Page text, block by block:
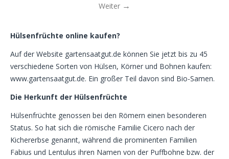
Weiter
Hülsenfrüchte online kaufen?
Auf der Website gartensaatgut.de können Sie jetzt bis zu 45
verschiedene Sorten von Hülsen, Körner und Bohnen kaufen:
www.gartensaatgut.de. Ein großer Teil davon sind Bio-Samen.
Die Herkunft der Hülsenfrüchte
Hülsenfrüchte genossen bei den Römern einen besonderen
Status. So hat sich die römische Familie Cicero nach der
Kichererbse genannt, während die prominenten Familien
Fabius und Lentulus ihren Namen von der Puffbohne bzw. der